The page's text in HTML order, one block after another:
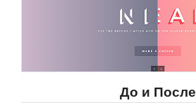
До и После